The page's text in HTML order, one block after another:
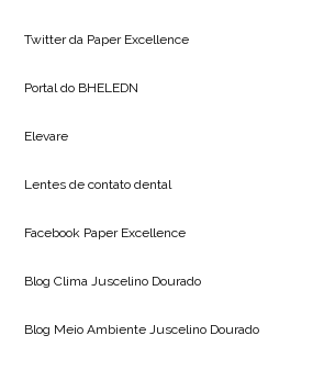
Twitter da Paper Excellence
Portal do BHELEDN
Elevare
Lentes de contato dental
Facebook Paper Excellence
Blog Clima Juscelino Dourado
Blog Meio Ambiente Juscelino Dourado